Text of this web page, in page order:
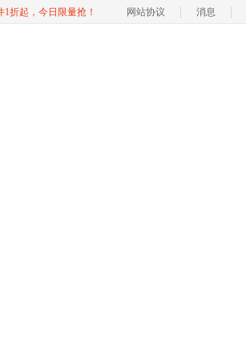
1折起，今日限量抢！ 网站协议 消息